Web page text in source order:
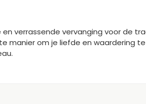
verrassende vervanging voor de
om je liefde en waardering te